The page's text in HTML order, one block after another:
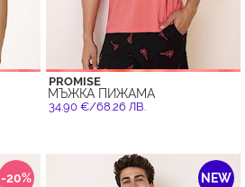
PROMISE
МЪЖКА ПИЖАМА
34.90 €/68.26 ЛВ.
-20% NEW